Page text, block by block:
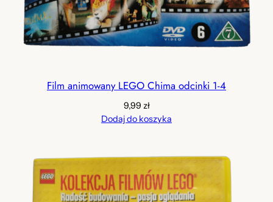
Film animowany LEGO Chima odcinki 1-4
9,99 zł
Dodaj do koszyka